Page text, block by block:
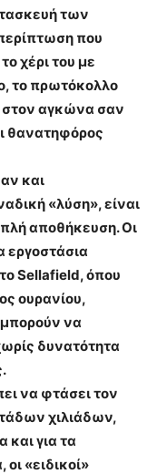
των
που
χέρι του με
το πρωτόκολλο
αγκώνα σαν
θανατηφόρος
και
«λύση», είναι
αποθήκευση. Οι
εργοστάσια
Sellafield, όπου
ουρανίου,
μπορούν να
δυνατότητα
να φτάσει τον
χιλιάδων,
για τα
«ειδικοί»